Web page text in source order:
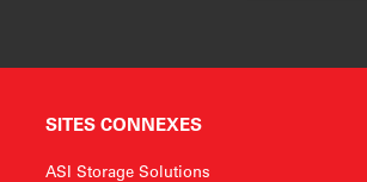
SITES CONNEXES
ASI Storage Solutions